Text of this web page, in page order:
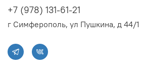
+7 (978) 131-61-21
г Симферополь, ул Пушкина, д 44/1